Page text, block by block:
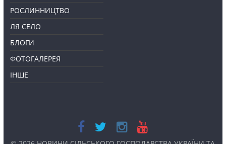
РОСЛИННИЦТВО
ЛЯ СЕЛО
БЛОГИ
ФОТОГАЛЕРЕЯ
ІНШЕ